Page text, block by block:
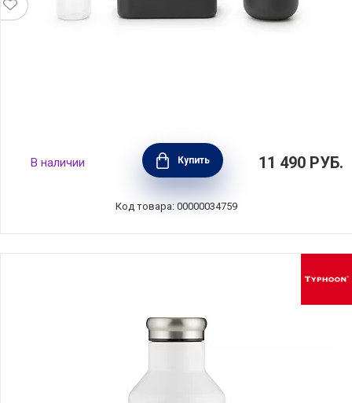
Набор для завтрака и обеда Make & Take,
тёмно-серый, пластик, Brabantia, 206740
В наличии Купить 11 490 РУБ.
Код товара: 00000034759